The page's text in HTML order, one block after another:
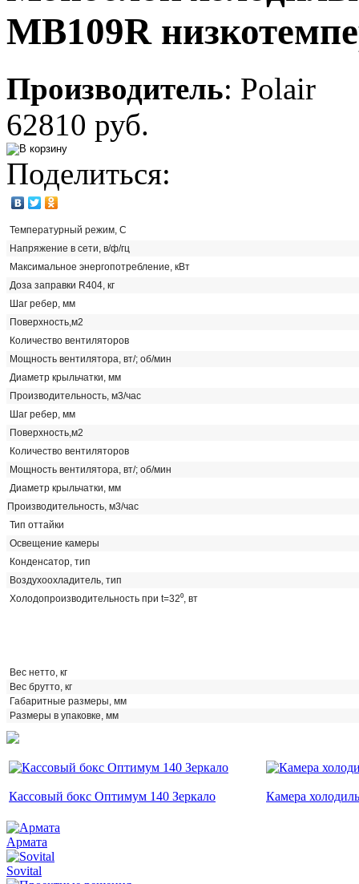
MB109R
Производитель: Polair
62810 руб.
Поделиться:
Температурный режим, С
Напряжение в сети, в/ф/гц
Maксимальное энергопотребление, кВт
Доза заправки R404, кг
Шаг ребер, мм
Поверхность,м2
Количество вентиляторов
Мощность вентилятора, вт/; об/мин
Диаметр крыльчатки, мм
Производительность, м3/час
Шаг ребер, мм
Поверхность,м2
Количество вентиляторов
Мощность вентилятора, вт/; об/мин
Диаметр крыльчатки, мм
Производительность, м3/час
Тип оттайки
Освещение камеры
Конденсатор, тип
Воздухоохладитель, тип
Холодопроизводительность при t=32⁰, вт
Вес нетто, кг
Вес брутто, кг
Габаритные размеры, мм
Размеры в упаковке, мм
Кассовый бокс Оптимум 140 Зеркало Камера
Армата
Sovital